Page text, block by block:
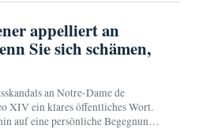
appelliert an
Sie sich schämen,
an Notre-Dame de
XIV ein klares öffentliches Wort.
auf eine persönliche Begegnung